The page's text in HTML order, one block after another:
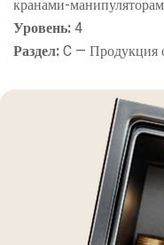
кранами-
Уровень:4
Раздел:C — Продукция